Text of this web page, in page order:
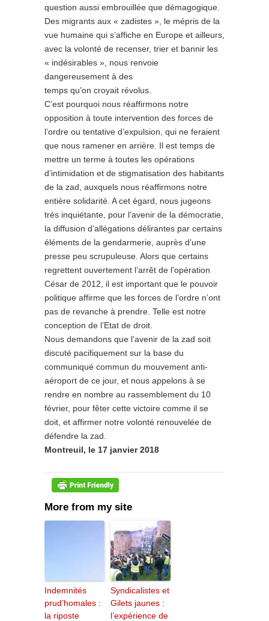
question aussi embrouillée que démagogique.
Des migrants aux « zadistes », le mépris de la
vue humaine qui s’affiche en Europe et ailleurs,
avec la volonté de recenser, trier et bannir les
« indésirables », nous renvoie
dangereusement à des
temps qu’on croyait révolus.
C’est pourquoi nous réaffirmons notre
opposition à toute intervention des forces de
l’ordre ou tentative d’expulsion, qui ne feraient
que nous ramener en arrière. Il est temps de
mettre un terme à toutes les opérations
d’intimidation et de stigmatisation des habitants
de la zad, auxquels nous réaffirmons notre
entière solidarité. A cet égard, nous jugeons
très inquiétante, pour l’avenir de la démocratie,
la diffusion d’allégations délirantes par certains
éléments de la gendarmerie, auprès d’une
presse peu scrupuleuse. Alors que certains
regrettent ouvertement l’arrêt de l’opération
César de 2012, il est important que le pouvoir
politique affirme que les forces de l’ordre n’ont
pas de revanche à prendre. Telle est notre
conception de l’Etat de droit.
Nous demandons que l’avenir de la zad soit
discuté pacifiquement sur la base du
communiqué commun du mouvement anti-
aéroport de ce jour, et nous appelons à se
rendre en nombre au rassemblement du 10
février, pour fêter cette victoire comme il se
doit, et affirmer notre volonté renouvelée de
défendre la zad.
Montreuil, le 17 janvier 2018
More from my site
Indemnités
prud’homales :
la riposte
Syndicalistes et
Gilets jaunes :
l’expérience de